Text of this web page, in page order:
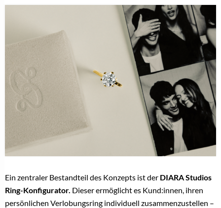
Ein zentraler Bestandteil des Konzepts ist der DIARA Studios
Ring-Konfigurator. Dieser ermöglicht es Kund:innen, ihren
persönlichen Verlobungsring individuell zusammenzustellen –